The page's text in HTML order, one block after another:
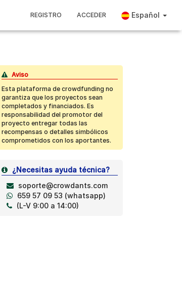
REGISTRO ACCEDER Español
Aviso
Esta plataforma de crowdfunding no
garantiza que los proyectos sean
completados y financiados. Es
responsabilidad del promotor del
proyecto entregar todas las
recompensas o detalles simbólicos
comprometidos con los aportantes.
¿Necesitas ayuda técnica?
soporte@crowdants.com
659 57 09 53 (whatsapp)
(L-V 9:00 a 14:00)